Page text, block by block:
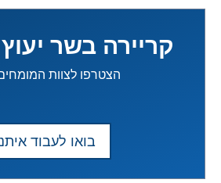
קריירה בשר
הצטרפו לצוות
בואו לעבוד